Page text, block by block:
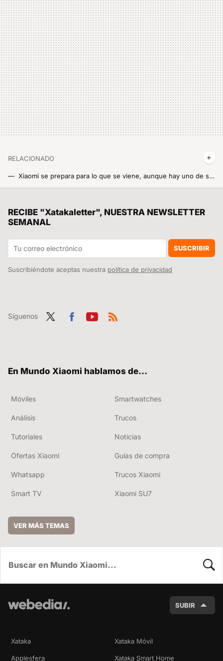
RELACIONADO
Xiaomi se prepara para lo que se viene, aunque hay uno de sus coches que ya no convence tanto como antes
'Bestia' se queda corto para definir la nueva versión del Xiaomi SU7 Ultra Extreme y sus 2000 CV
RECIBE "Xatakaletter", NUESTRA NEWSLETTER
SEMANAL
SUSCRIBIR
Suscribiéndote aceptas nuestra política de privacidad
Síguenos
En Mundo Xiaomi hablamos de...
Móviles Smartwatches
Análisis Trucos
Tutoriales Noticias
Ofertas Xiaomi Guías de compra
Whatsapp Trucos Xiaomi
Smart TV Xiaomi SU7
VER MÁS TEMAS
SUBIR
Xataka Xataka Móvil
Applesfera Xataka Smart Home